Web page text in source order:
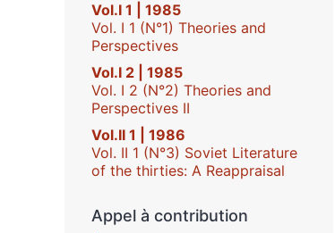
Vol.I 1 | 1985
Vol. I 1 (N°1) Theories and
Perspectives
Vol.I 2 | 1985
Vol. I 2 (N°2) Theories and
Perspectives II
Vol.II 1 | 1986
Vol. II 1 (N°3) Soviet Literature
of the thirties: A Reappraisal
Appel à contribution